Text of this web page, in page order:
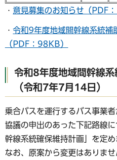
・ 意見募集のお知らせ（PDF
・ 令和9年度地域間幹線系統補
（PDF：98KB）
令和8年度地域間幹線
（令和7年7月14日）
乗合バスを運行するバス事業
協議の申出のあった下記路線
幹線系統確保維持計画」を定め
なお、原案から変更はありませ